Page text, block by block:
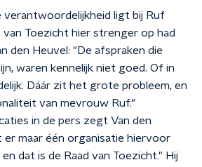
verantwoordelijkheid ligt bij Ruf
van Toezicht hier strenger op had
den Heuvel: "De afspraken die
waren kennelijk niet goed. Of in
Dáár zit het grote probleem, en
van mevrouw Ruf."
in de pers zegt Van den
er maar één organisatie hiervoor
dat is de Raad van Toezicht." Hij